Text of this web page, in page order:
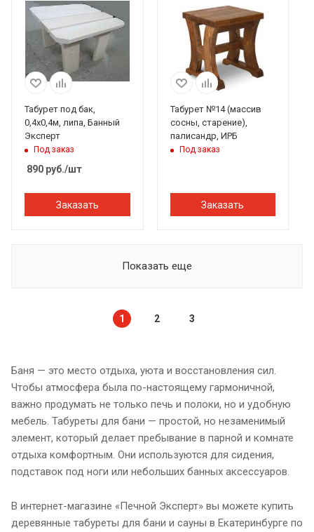
Табурет под бак,
0,4х0,4м, липа, Банный
Эксперт
Под заказ
890 руб./шт
Заказать
Табурет №14 (массив
сосны, старение),
палисандр, ИРБ
Под заказ
Заказать
Показать еще
1 2 3
Баня — это место отдыха, уюта и восстановления сил.
Чтобы атмосфера была по-настоящему гармоничной,
важно продумать не только печь и полоки, но и удобную
мебель. Табуреты для бани — простой, но незаменимый
элемент, который делает пребывание в парной и комнате
отдыха комфортным. Они используются для сидения,
подставок под ноги или небольших банных аксессуаров.
В интернет-магазине «Печной Эксперт» вы можете купить
деревянные табуреты для бани и сауны в Екатеринбурге по